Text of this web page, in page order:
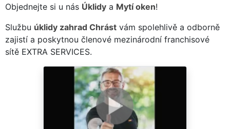
Objednejte si u nás Úklidy a Mytí oken!
Službu úklidy zahrad Chrást vám spolehlivě a odborně
zajistí a poskytnou členové mezinárodní franchisové
sítě EXTRA SERVICES.